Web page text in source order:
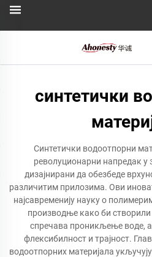
синтетички
Синтетички водоотпорни
револуционарни напредак у
дизајнирани да обезбеде
различитим прилозима. Ови
најсавременију науку о
производње како би створили
спречава проникљење воде,
флексибилност и трајност.
водоотпорних материјала